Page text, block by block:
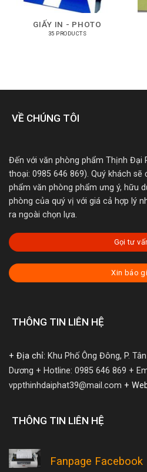
GIẤY IN - PHOTO
35 PRODUCTS
VỀ CHÚNG TÔI
Đến với văn phòng phẩm Thịnh Đại
thoại: 0985 646 869). Quý khách
phẩm văn phòng phẩm ưng ý, hữu
phòng của quý vị với giá cả hợp lý
ra ngoài chọn lựa.
Gọi tư
Xin báo
THÔNG TIN LIÊN HỆ
+ Địa chỉ: Khu Phố Ông Đông, P.
Dương + Hotline: 0985 646 869 +
vppthinhdaiphat39@mail.com +
THÔNG TIN LIÊN HỆ
Fanpage Facebook